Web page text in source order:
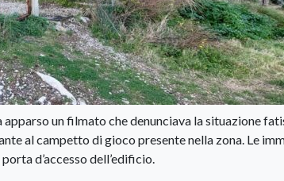
un filmato che denunciava la situazione
al campetto di gioco presente nella zona. Le
d’accesso dell’edificio.